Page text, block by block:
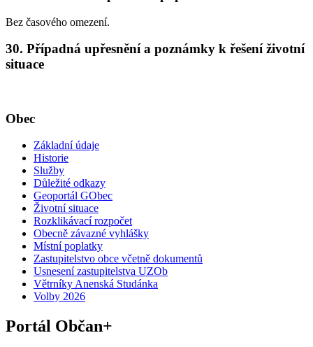
Bez časového omezení.
30. Případná upřesnění a poznámky k řešení životní
situace
Obec
Základní údaje
Historie
Služby
Důležité odkazy
Geoportál GObec
Životní situace
Rozklikávací rozpočet
Obecně závazné vyhlášky
Místní poplatky
Zastupitelstvo obce včetně dokumentů
Usnesení zastupitelstva UZOb
Větrníky Anenská Studánka
Volby 2026
Portál Občan+